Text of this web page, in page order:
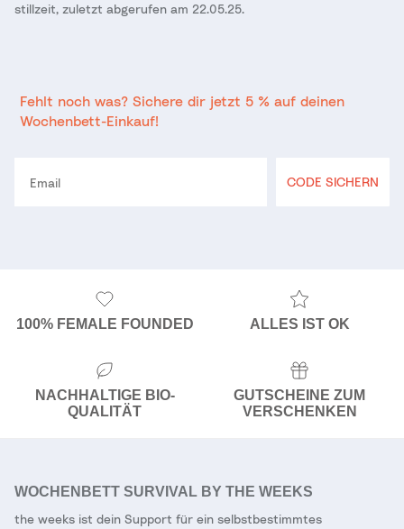
stillzeit, zuletzt abgerufen am 22.05.25.
Fehlt noch was? Sichere dir jetzt 5 % auf deinen
Wochenbett-Einkauf!
CODE SICHERN
100% FEMALE FOUNDED ALLES IST OK
NACHHALTIGE BIO-
QUALITÄT
GUTSCHEINE ZUM
VERSCHENKEN
WOCHENBETT SURVIVAL BY THE WEEKS
the weeks ist dein Support für ein selbstbestimmtes